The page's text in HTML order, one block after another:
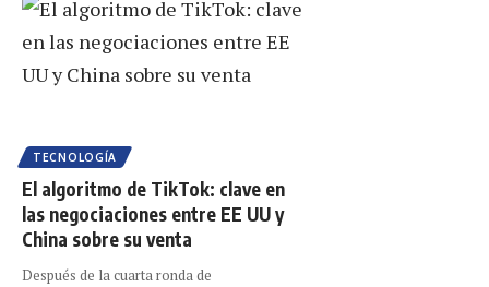
TECNOLOGÍA
El algoritmo de TikTok: clave en
las negociaciones entre EE UU y
China sobre su venta
Después de la cuarta ronda de